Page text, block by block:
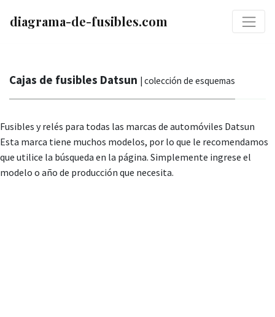
diagrama-de-fusibles.com
Cajas de fusibles Datsun | colección de esquemas
Fusibles y relés para todas las marcas de automóviles Datsun
Esta marca tiene muchos modelos, por lo que le recomendamos
que utilice la búsqueda en la página. Simplemente ingrese el
modelo o año de producción que necesita.